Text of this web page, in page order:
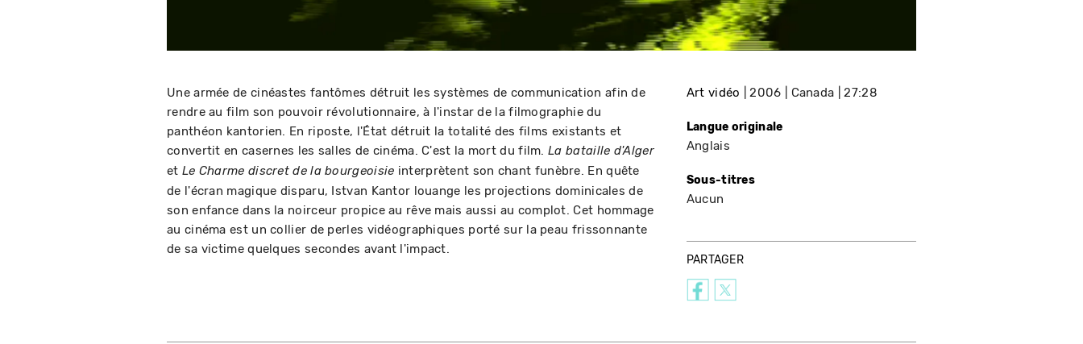
Une armée de cinéastes fantômes détruit les systèmes de communication afin de
rendre au film son pouvoir révolutionnaire, à l'instar de la filmographie du
panthéon kantorien. En riposte, l'État détruit la totalité des films existants et
convertit en casernes les salles de cinéma. C'est la mort du film.La bataille d'Alger
et Le Charme discret de la bourgeoisie interprètent son chant funèbre. En quête
de l'écran magique disparu, Istvan Kantor louange les projections dominicales de
son enfance dans la noirceur propice au rêve mais aussi au complot. Cet hommage
au cinéma est un collier de perles vidéographiques porté sur la peau frissonnante
de sa victime quelques secondes avant l'impact.
Art vidéo 2006 Canada 27:28
Langue originale
Anglais
Sous-titres
Aucun
PARTAGER